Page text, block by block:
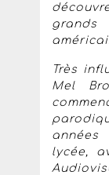
Très
Mel
lycée,